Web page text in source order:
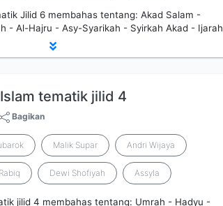
Jilid 6 membahas tentang: Akad Salam -
- Al-Hajru - Asy-Syarikah - Syirkah Akad - Ijarah
tematik jilid 4
Bagikan
Malik Supar Andri Wijaya
Dewi Shofiyah Assyla
jilid 4 membahas tentang: Umrah - Hadyu -